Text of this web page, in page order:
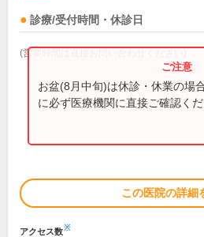
診療/受付時間・休診日
(営業時間は直接お問い合わせください)
お盆(8月中旬)は休診・休業の場
に必ず医療機関に直接ご確認くだ
この医院の詳細
アクセス数※